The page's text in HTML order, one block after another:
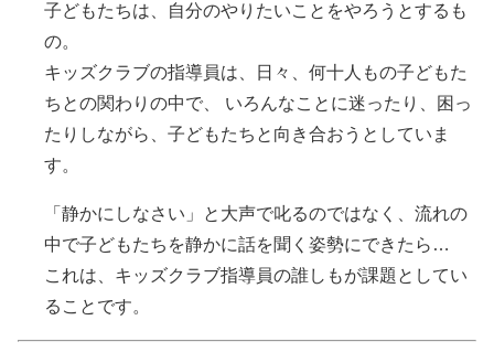
子どもたちは、自分のやりたいことをやろうとするも
の。
キッズクラブの指導員は、日々、何十人もの子どもた
ちとの関わりの中で、 いろんなことに迷ったり、困っ
たりしながら、子どもたちと向き合おうとしていま
す。
「静かにしなさい」と大声で叱るのではなく、流れの
中で子どもたちを静かに話を聞く姿勢にできたら…
これは、キッズクラブ指導員の誰しもが課題としてい
ることです。